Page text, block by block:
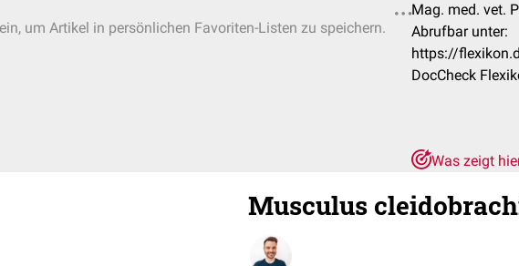
um Artikel in persönlichen Favoriten-Listen zu speichern.
Mag. med. vet.
Abrufbar unter:
https://
DocCheck
Was zeigt
Musculus